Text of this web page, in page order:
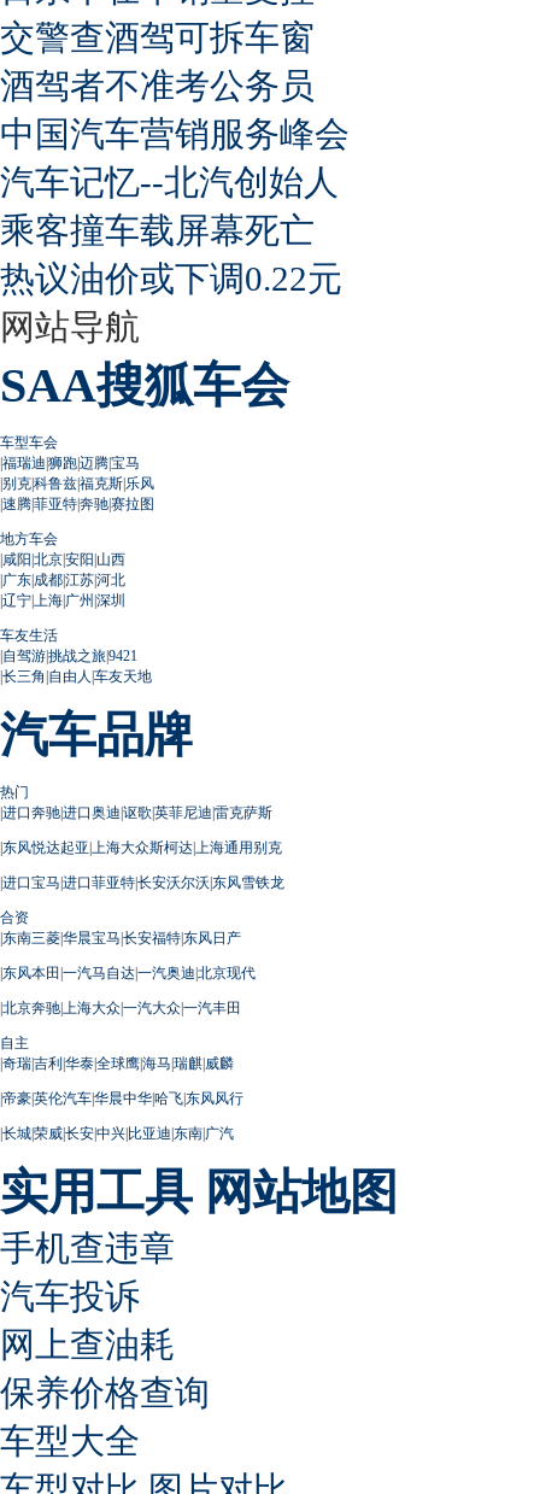
交警查酒驾可拆车窗
酒驾者不准考公务员
中国汽车营销服务峰会
汽车记忆--北汽创始人
乘客撞车载屏幕死亡
热议油价或下调0.22元
网站导航
SAA搜狐车会
车型车会
|福瑞迪|狮跑|迈腾|宝马
|别克|科鲁兹|福克斯|乐风
|速腾|菲亚特|奔驰|赛拉图
地方车会
|咸阳|北京|安阳|山西
|广东|成都|江苏|河北
|辽宁| 上海|广州 |深圳
车友生活
|自驾游|挑战之旅|9421
|长三角 |自由人 |车友天地
汽车品牌
热门
|进口奔驰|进口奥迪|讴歌|英菲尼迪|雷克萨斯
|东风悦达起亚| 上海大众斯柯达| 上海通用别克
|进口宝马|进口菲亚特|长安沃尔沃|东风雪铁龙
合资
|东南三菱|华晨宝马|长安福特|东风日产
|东风本田 |一汽马自达|一汽奥迪|北京现代
|北京奔驰| 上海大众|一汽大众|一汽丰田
自主
|奇瑞|吉利|华泰|全球鹰|海马|瑞麒|威麟
|帝豪|英伦汽车|华晨中华|哈飞|东风风行
|长城|荣威|长安|中兴|比亚迪|东南|广汽
实用工具 网站地图
手机查违章
汽车投诉
网上查油耗
保养价格查询
车型大全